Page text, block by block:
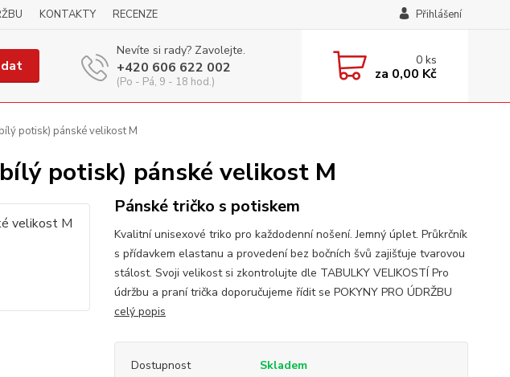
KONTAKTY RECENZE Přihlášení
Nevíte si rady? Zavolejte.
+420 606 622 002
(Po - Pá, 9 - 18 hod.)
0ks
za 0,00 Kč
potisk) pánské velikost M
potisk) pánské velikost M
Pánské tričko s potiskem
Kvalitní unisexové triko pro každodenní nošení. Jemný úplet. Průkrčník
s přídavkem elastanu a provedení bez bočních švů zajišťuje tvarovou
stálost. Svoji velikost si zkontrolujte dle TABULKY VELIKOSTÍ Pro
údržbu a praní trička doporučujeme řídit se POKYNY PRO ÚDRŽBU
celý popis
Dostupnost
Skladem